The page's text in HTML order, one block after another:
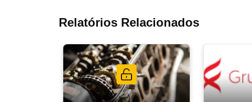
Relatórios Relacionados